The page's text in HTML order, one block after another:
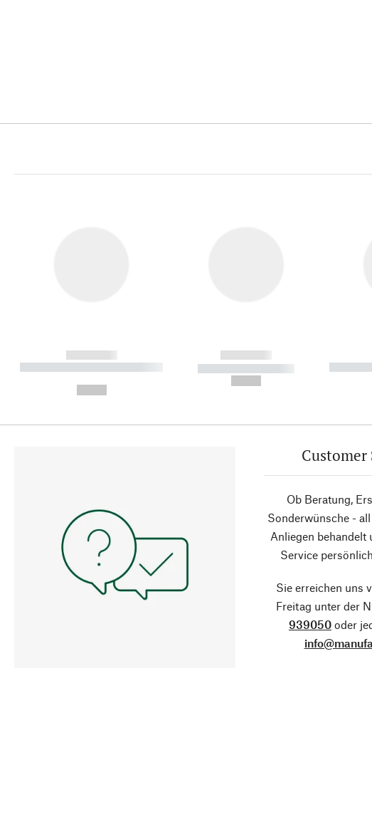
------------
----------- ----------- ----------
------------
----------- -----------
Customer
Ob Beratung,
Sonderwünsche -
Anliegen behandelt
Service
Sie erreichen uns
Freitag unter der
939050 oder